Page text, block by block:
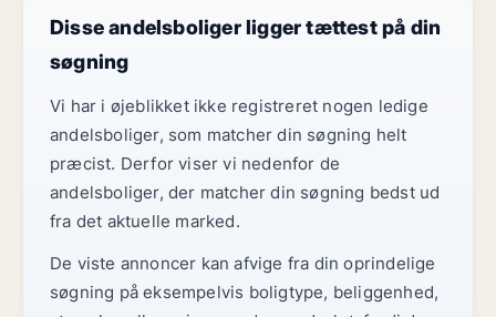
Disse andelsboliger ligger tættest på din
søgning
Vi har i øjeblikket ikke registreret nogen ledige
andelsboliger, som matcher din søgning helt
præcist. Derfor viser vi nedenfor de
andelsboliger, der matcher din søgning bedst ud
fra det aktuelle marked.
De viste annoncer kan afvige fra din oprindelige
søgning på eksempelvis boligtype, beliggenhed,